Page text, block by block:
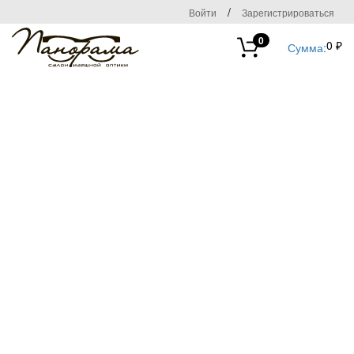
Войти / Зарегистрироваться
0 Сумма:0 ₽